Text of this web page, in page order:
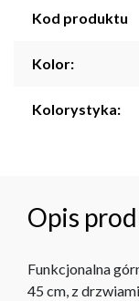
Kod produktu
Kolor:
Kolorystyka:
Opis
Funkcjonalna
45 cm, z